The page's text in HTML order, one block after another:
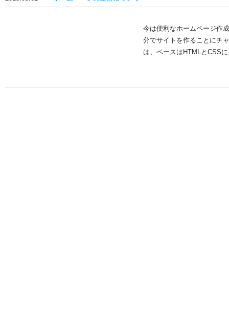
今は便利なホームページ作
分でサイトを作ることにチ
は、ベースはHTMLとCSS